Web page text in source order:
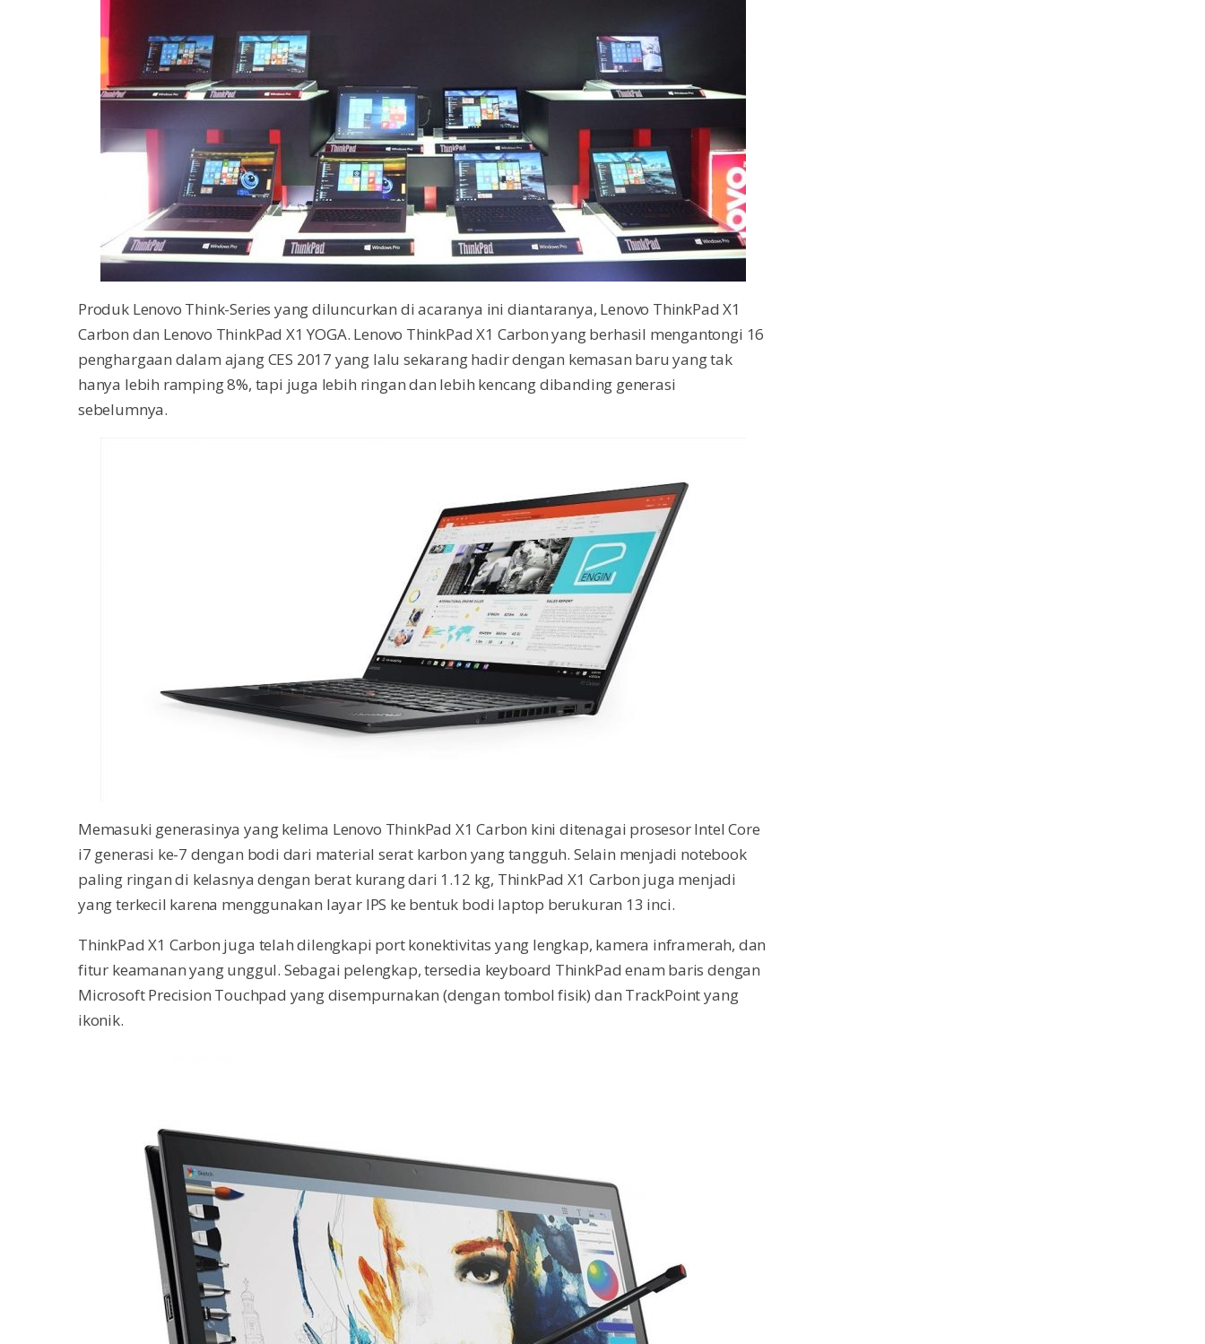
Produk Lenovo Think-Series yang diluncurkan di acaranya ini diantaranya, Lenovo ThinkPad X1
Carbon dan Lenovo ThinkPad X1 YOGA. Lenovo ThinkPad X1 Carbon yang berhasil mengantongi 16
penghargaan dalam ajang CES 2017 yang lalu sekarang hadir dengan kemasan baru yang tak
hanya lebih ramping 8%, tapi juga lebih ringan dan lebih kencang dibanding generasi
sebelumnya.
Memasuki generasinya yang kelima Lenovo ThinkPad X1 Carbon kini ditenagai prosesor Intel Core
i7 generasi ke-7 dengan bodi dari material serat karbon yang tangguh. Selain menjadi notebook
paling ringan di kelasnya dengan berat kurang dari 1.12 kg, ThinkPad X1 Carbon juga menjadi
yang terkecil karena menggunakan layar IPS ke bentuk bodi laptop berukuran 13 inci.
ThinkPad X1 Carbon juga telah dilengkapi port konektivitas yang lengkap, kamera inframerah, dan
fitur keamanan yang unggul. Sebagai pelengkap, tersedia keyboard ThinkPad enam baris dengan
Microsoft Precision Touchpad yang disempurnakan (dengan tombol fisik) dan TrackPoint yang
ikonik.